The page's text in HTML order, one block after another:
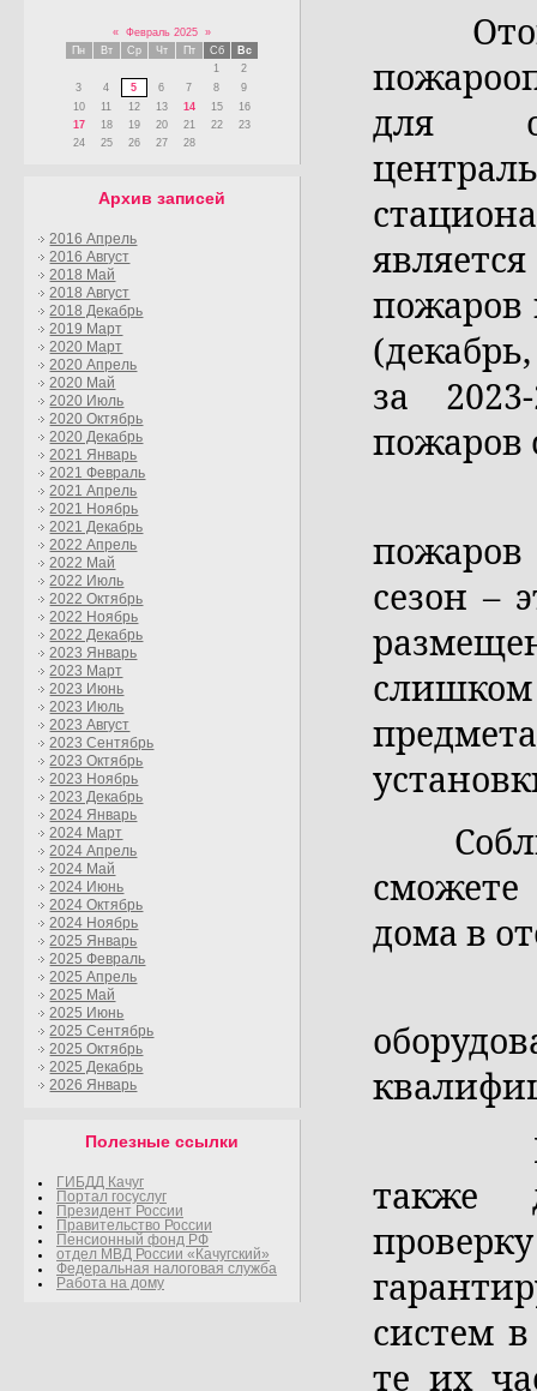
« Февраль 2025 »
Пн
Вт Ср Чт Пт Сб
Вс
1
2
3
4 5 6 7 8
9
10
11 12 13 14 15
16
17
18 19 20 21 22
23
24
25 26 27 28
Архив записей
2016 Апрель
2016 Август
2018 Май
2018 Август
2018 Декабрь
2019 Март
2020 Март
2020 Апрель
2020 Май
2020 Июль
2020 Октябрь
2020 Декабрь
2021 Январь
2021 Февраль
2021 Апрель
2021 Ноябрь
2021 Декабрь
2022 Апрель
2022 Май
2022 Июль
2022 Октябрь
2022 Ноябрь
2022 Декабрь
2023 Январь
2023 Март
2023 Июнь
2023 Июль
2023 Август
2023 Сентябрь
2023 Октябрь
2023 Ноябрь
2023 Декабрь
2024 Январь
2024 Март
2024 Апрель
2024 Май
2024 Июнь
2024 Октябрь
2024 Ноябрь
2025 Январь
2025 Февраль
2025 Апрель
2025 Май
2025 Июнь
2025 Сентябрь
2025 Октябрь
2025 Декабрь
2026 Январь
Полезные ссылки
ГИБДД Качуг
Портал госуслуг
Президент России
Правительство России
Пенсионный фонд РФ
отдел МВД России «Качугский»
Федеральная налоговая служба
Работа на дому
для
за
пожаров
сезон –
слишком
сможете
дома в
также
систем
те их